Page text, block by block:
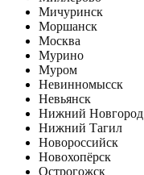
Мичуринск
Моршанск
Москва
Мурино
Муром
Невинномысск
Невьянск
Нижний Новгород
Нижний Тагил
Новороссийск
Новохопёрск
Острогожск